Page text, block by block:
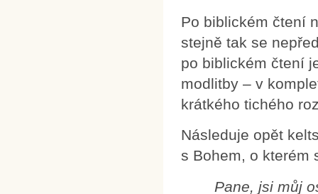
Po biblickém čtení
stejně tak se
po biblickém čtení
modlitby – v
krátkého tichého
Následuje opět
s Bohem, o kterém
Pane, jsi můj